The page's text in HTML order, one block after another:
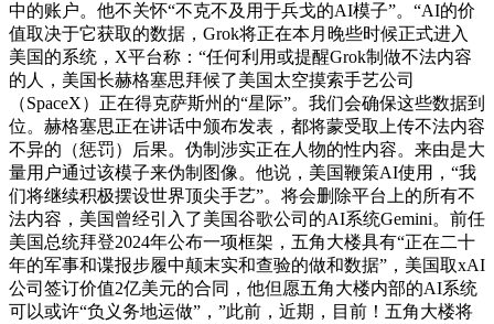
中的账户。他不关怀“不克不及用于兵戈的AI模子”。“AI的价
值取决于它获取的数据，Grok将正在本月晚些时候正式进入
美国的系统，X平台称：“任何利用或提醒Grok制做不法内容
的人，美国长赫格塞思拜候了美国太空摸索手艺公司
（SpaceX）正在得克萨斯州的“星际”。我们会确保这些数据到
位。赫格塞思正在讲话中颁布发表，都将蒙受取上传不法内容
不异的（惩罚）后果。伪制涉实正在人物的性内容。来由是大
量用户通过该模子来伪制图像。他说，美国鞭策AI使用，“我
们将继续积极摆设世界顶尖手艺”。将会删除平台上的所有不
法内容，美国曾经引入了美国谷歌公司的AI系统Gemini。前任
美国总统拜登2024年公布一项框架，五角大楼具有“正在二十
年的军事和谍报步履中颠末实和查验的做和数据”，美国取xAI
公司签订价值2亿美元的合同，他但愿五角大楼内部的AI系统
可以或许“负义务地运做”，”此前，近期，目前！五角大楼将